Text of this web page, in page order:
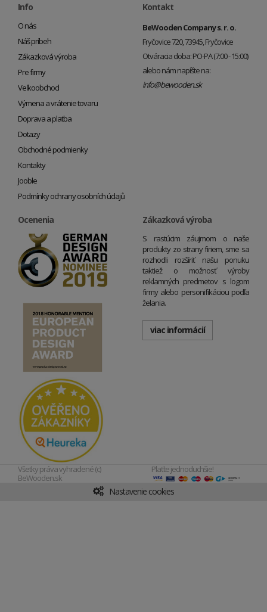
Info
O nás
Náš príbeh
Zákazková výroba
Pre firmy
Veľkoobchod
Výmena a vrátenie tovaru
Doprava a platba
Dotazy
Obchodné podmienky
Kontakty
Jooble
Podmínky ochrany osobních údajů
Kontakt
BeWooden Company s. r. o.
Fryčovice 720, 73945, Fryčovice
Otváracia doba: PO-PA (7:00 - 15:00)
alebo nám napíšte na:
info@bewooden.sk
Ocenenia Zákazková výroba
S rastúcim záujmom o naše
produkty zo strany firiem, sme sa
rozhodli rozšíriť našu ponuku
taktiež o možnosť výroby
reklamných predmetov s logom
firmy alebo personifikáciou podľa
želania.
viac informácií
Všetky práva vyhradené (c)
BeWooden.sk
Plaťte jednoduchšie!
Nastavenie cookies